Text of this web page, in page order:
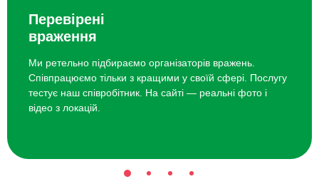
Перевірені
враження
Ми ретельно підбираємо організаторів вражень.
Співпрацюємо тільки з кращими у своїй сфері. Послугу
тестує наш співробітник. На сайті — реальні фото і
відео з локацій.